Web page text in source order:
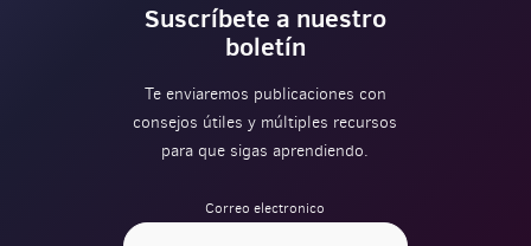
Suscríbete a nuestro
boletín
Te enviaremos publicaciones con
consejos útiles y múltiples recursos
para que sigas aprendiendo.
Correo electronico